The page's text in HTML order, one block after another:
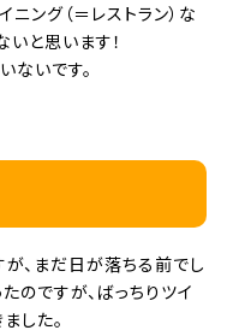
ング（＝レストラン）な
と思います！
いです。
、まだ日が落ちる前でし
のですが、ばっちりツイ
した。